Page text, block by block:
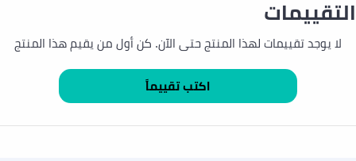
التقييمات
لا يوجد تقييمات لهذا المنتج حتى الآن. كن أول من يقيم هذا المنتج